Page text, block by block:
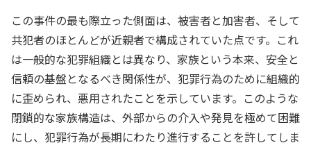
この事件の最も際立った側面は、被害者と加害者、そして
共犯者のほとんどが近親者で構成されていた点です。これ
は一般的な犯罪組織とは異なり、家族という本来、安全と
信頼の基盤となるべき関係性が、犯罪行為のために組織的
に歪められ、悪用されたことを示しています。このような
閉鎖的な家族構造は、外部からの介入や発見を極めて困難
にし、犯罪行為が長期にわたり進行することを許してしま